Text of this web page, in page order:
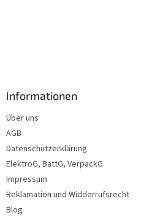
Informationen
Über uns
AGB
Datenschutzerklärung
ElektroG, BattG, VerpackG
Impressum
Reklamation und Widderrufsrecht
Blog